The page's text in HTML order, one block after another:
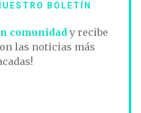
BOLETÍN
comunidady recibe
las noticias más